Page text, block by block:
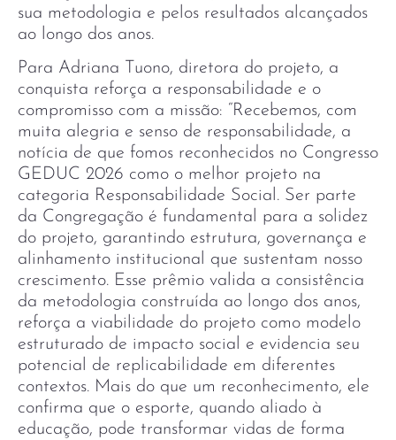
sua metodologia e pelos resultados alcançados
ao longo dos anos.
Para Adriana Tuono, diretora do projeto, a
conquista reforça a responsabilidade e o
compromisso com a missão: “Recebemos, com
muita alegria e senso de responsabilidade, a
notícia de que fomos reconhecidos no Congresso
GEDUC 2026 como o melhor projeto na
categoria Responsabilidade Social. Ser parte
da Congregação é fundamental para a solidez
do projeto, garantindo estrutura, governança e
alinhamento institucional que sustentam nosso
crescimento. Esse prêmio valida a consistência
da metodologia construída ao longo dos anos,
reforça a viabilidade do projeto como modelo
estruturado de impacto social e evidencia seu
potencial de replicabilidade em diferentes
contextos. Mais do que um reconhecimento, ele
confirma que o esporte, quando aliado à
educação, pode transformar vidas de forma